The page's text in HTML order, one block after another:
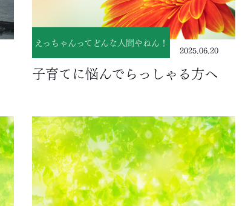
えっちゃんってどんな人間やねん！
2025.06.20
子育てに悩んでらっしゃる方へ